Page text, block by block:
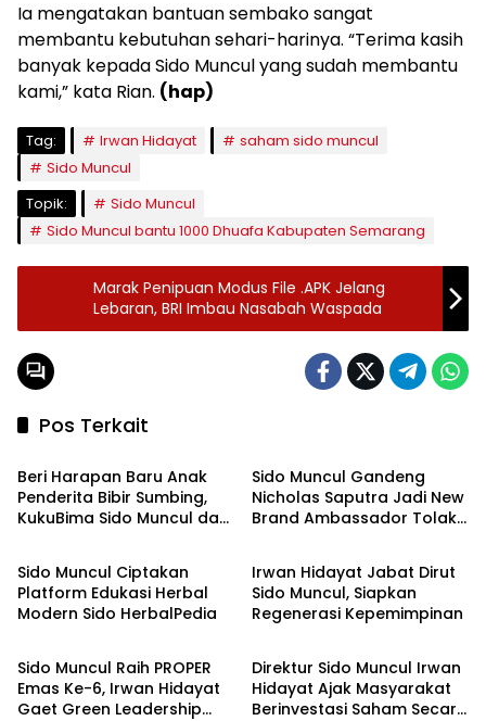
Ia mengatakan bantuan sembako sangat
membantu kebutuhan sehari-harinya. “Terima kasih
banyak kepada Sido Muncul yang sudah membantu
kami,” kata Rian. (hap)
Tag: Irwan Hidayat
saham sido muncul
Sido Muncul
Topik:
Sido Muncul
Sido Muncul bantu 1000 Dhuafa Kabupaten Semarang
Marak Penipuan Modus File .APK Jelang
Lebaran, BRI Imbau Nasabah Waspada
Pos Terkait
Headline
Beri Harapan Baru Anak
Penderita Bibir Sumbing,
KukuBima Sido Muncul dan
Sido Muncul Gandeng
Nicholas Saputra Jadi New
Brand Ambassador Tolak
Headline
Sido Muncul Ciptakan
Platform Edukasi Herbal
Modern Sido HerbalPedia
Ekbis
Irwan Hidayat Jabat Dirut
Sido Muncul, Siapkan
Regenerasi Kepemimpinan
Headline
Sido Muncul Raih PROPER
Emas Ke-6, Irwan Hidayat
Gaet Green Leadership
Ekbis
Direktur Sido Muncul Irwan
Hidayat Ajak Masyarakat
Berinvestasi Saham Secara